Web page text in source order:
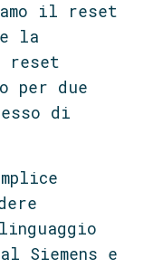
il reset
la
reset
per due
di
Siemens e